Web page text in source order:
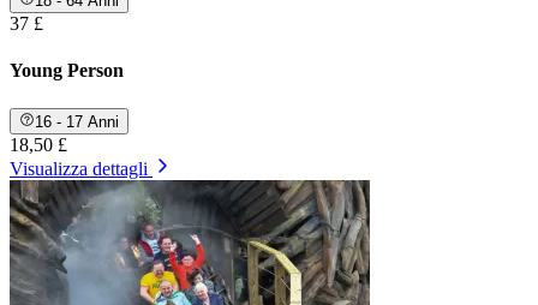
37 £
Young Person
16 - 17 Anni
18,50 £
Visualizza dettagli